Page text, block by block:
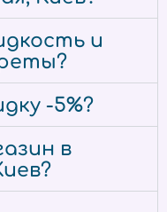
и
-5%?
в